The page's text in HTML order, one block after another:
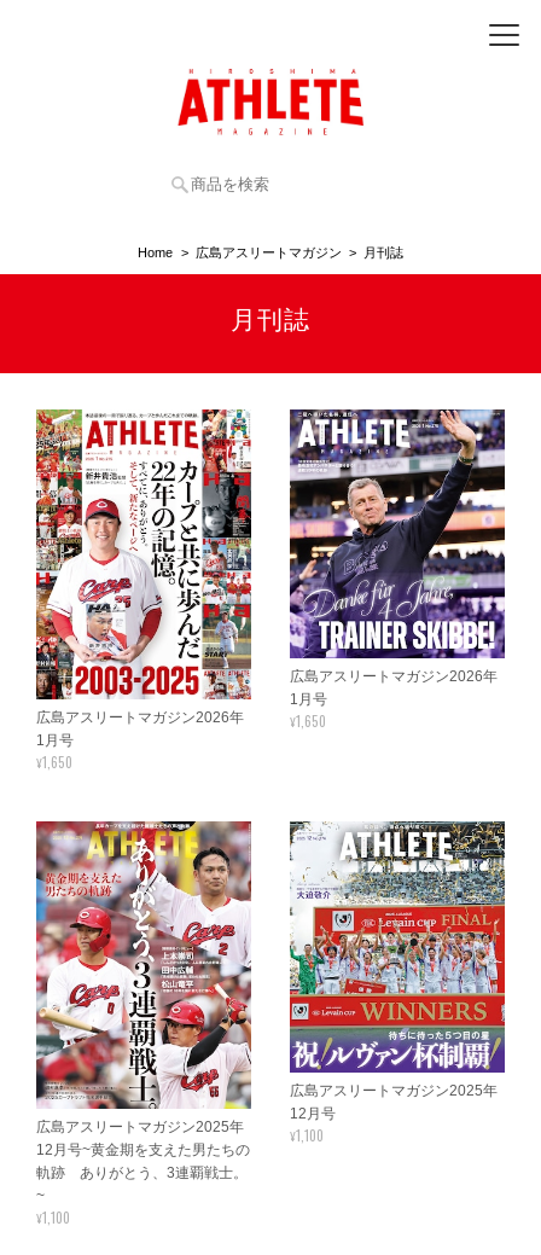
Home 広島アスリートマガジン 月刊誌
月刊誌
広島アスリートマガジン2026年
1月号
¥1,650
広島アスリートマガジン2026年
1月号
¥1,650
広島アスリートマガジン2025年
12月号~黄金期を支えた男たちの
軌跡 ありがとう、3連覇戦士。
~
¥1,100
広島アスリートマガジン2025年
12月号
¥1,100